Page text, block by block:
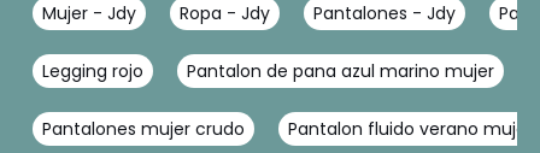
Mujer - Jdy Ropa - Jdy Pantalones - Jdy
Legging rojo Pantalon de pana azul marino mujer
Pantalones mujer crudo Pantalon fluido verano mujer